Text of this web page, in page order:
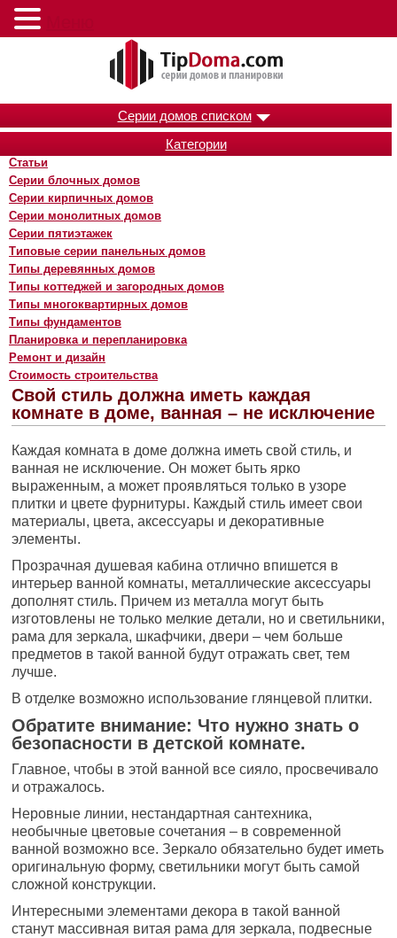
Серии домов списком
Категории
Статьи
Серии блочных домов
Серии кирпичных домов
Серии монолитных домов
Серии пятиэтажек
Типовые серии панельных домов
Типы деревянных домов
Типы коттеджей и загородных домов
Типы многоквартирных домов
Типы фундаментов
Планировка и перепланировка
Ремонт и дизайн
Стоимость строительства
Свой стиль должна иметь каждая
комнате в доме, ванная – не исключение
Каждая комната в доме должна иметь свой стиль, и
ванная не исключение. Он может быть ярко
выраженным, а может проявляться только в узоре
плитки и цвете фурнитуры. Каждый стиль имеет свои
материалы, цвета, аксессуары и декоративные
элементы.
Прозрачная душевая кабина отлично впишется в
интерьер ванной комнаты, металлические аксессуары
дополнят стиль. Причем из металла могут быть
изготовлены не только мелкие детали, но и светильники,
рама для зеркала, шкафчики, двери – чем больше
предметов в такой ванной будут отражать свет, тем
лучше.
В отделке возможно использование глянцевой плитки.
Обратите внимание: Что нужно знать о
безопасности в детской комнате.
Главное, чтобы в этой ванной все сияло, просвечивало
и отражалось.
Неровные линии, нестандартная сантехника,
необычные цветовые сочетания – в современной
ванной возможно все. Зеркало обязательно будет иметь
оригинальную форму, светильники могут быть самой
сложной конструкции.
Интересными элементами декора в такой ванной
станут массивная витая рама для зеркала, подвесные